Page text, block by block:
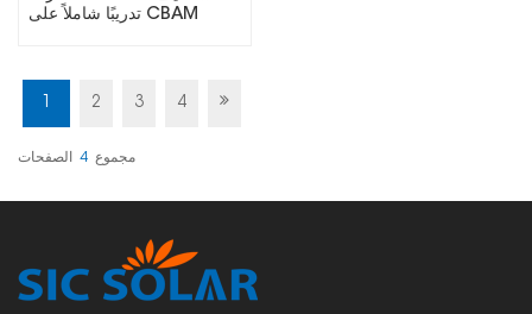
تدريبًا شاملاً على CBAM
1 2 3 4
مجموع 4 الصفحات